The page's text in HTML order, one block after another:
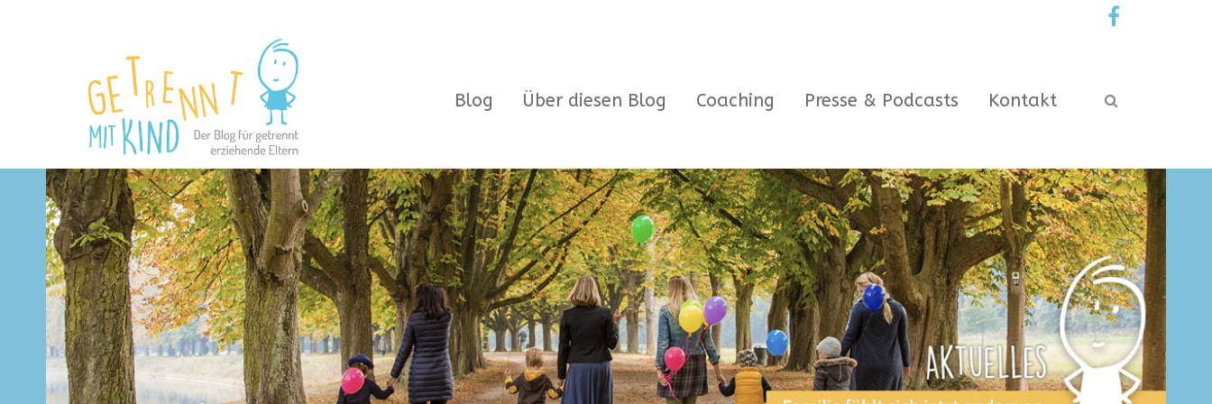
Blog Über diesen Blog Coaching Presse & Podcasts Kontakt